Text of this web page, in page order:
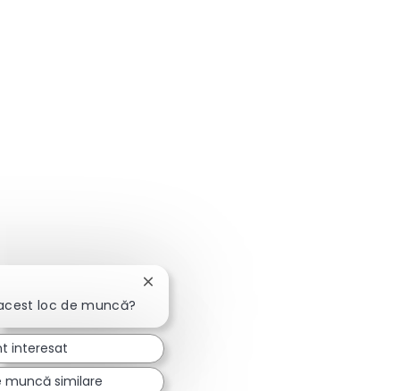
loc de muncă?
Închideți notificarea chatbot-ului
interesat
muncă similare